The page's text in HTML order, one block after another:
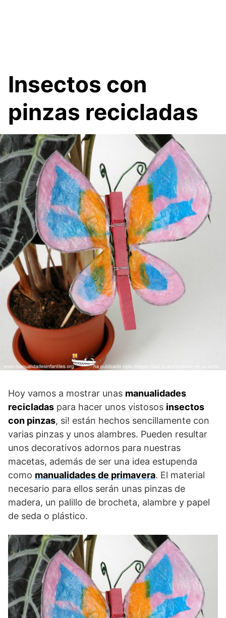
Insectos con
pinzas recicladas
Hoy vamos a mostrar unas manualidades
recicladas para hacer unos vistosos insectos
con pinzas, si! están hechos sencillamente con
varias pinzas y unos alambres. Pueden resultar
unos decorativos adornos para nuestras
macetas, además de ser una idea estupenda
como manualidades de primavera. El material
necesario para ellos serán unas pinzas de
madera, un palillo de brocheta, alambre y papel
de seda o plástico.